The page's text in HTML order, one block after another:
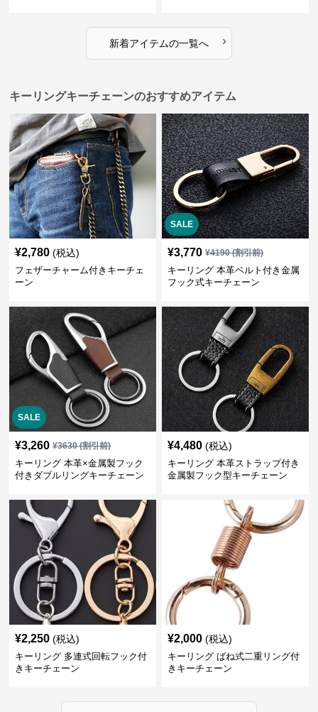
新着アイテムの一覧へ ›
キーリングキーチェーンのおすすめアイテム
¥2,780 (税込)
フェザーチャーム付きキーチェ
ーン
SALE
¥3,770 ¥4190(割引前)
キーリング 本革ベルト付き金属
フック式キーチェーン
SALE
¥3,260 ¥3630(割引前)
キーリング 本革×金属製フック
付きダブルリングキーチェーン
¥4,480 (税込)
キーリング 本革ストラップ付き
金属製フック型キーチェーン
¥2,250 (税込)
キーリング 多連式回転フック付
きキーチェーン
¥2,000 (税込)
キーリング ばね式二重リング付
きキーチェーン